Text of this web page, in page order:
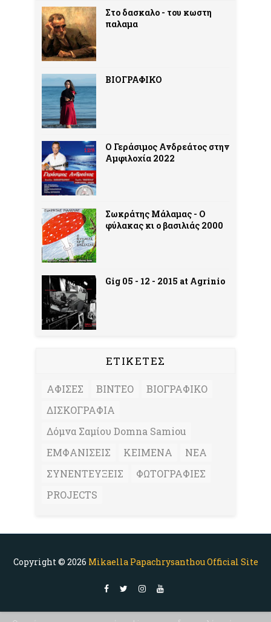
Στο δασκαλο - του κωστη
παλαμα
ΒΙΟΓΡΑΦΙΚΟ
Ο Γεράσιμος Ανδρεάτος στην
Αμφιλοχία 2022
Σωκράτης Μάλαμας - Ο
φύλακας κι ο βασιλιάς 2000
Gig 05 - 12 - 2015 at Agrinio
ΕΤΙΚΕΤΕΣ
ΑΦΙΣΕΣ ΒΙΝΤΕΟ
ΒΙΟΓΡΑΦΙΚΟ
ΔΙΣΚΟΓΡΑΦΙΑ
Δόμνα Σαμίου Domna Samiou
ΕΜΦΑΝΙΣΕΙΣ
ΚΕΙΜΕΝΑ
ΝΕΑ
ΣΥΝΕΝΤΕΥΞΕΙΣ
ΦΩΤΟΓΡΑΦΙΕΣ
PROJECTS
Copyright © 2026 Mikaella Papachrysanthou Official Site